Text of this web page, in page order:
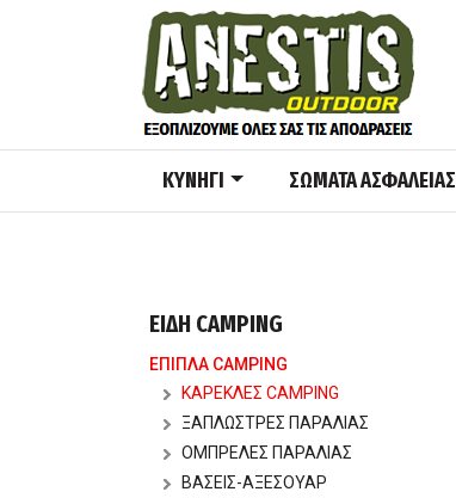
ΚΥΝΗΓΙ ΣΩΜΑΤΑ ΑΣΦΑΛΕΙΑΣ
ΕΙΔΗ CAMPING
ΕΠΙΠΛΑ CAMPING
ΚΑΡΕΚΛΕΣ CAMPING
ΞΑΠΛΩΣΤΡΕΣ ΠΑΡΑΛΙΑΣ
ΟΜΠΡΕΛΕΣ ΠΑΡΑΛΙΑΣ
ΒΑΣΕΙΣ-ΑΞΕΣΟΥΑΡ